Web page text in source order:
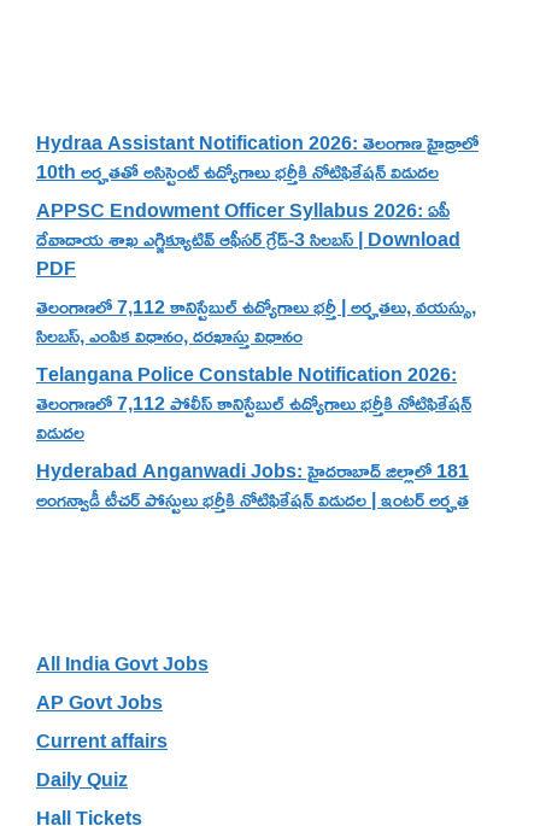
Hydraa Assistant Notification 2026: తెలంగాణ హైడ్రాలో
10th అర్హతతో అసిస్టెంట్ ఉద్యోగాలు భర్తీకి నోటిఫికేషన్ విడుదల
APPSC Endowment Officer Syllabus 2026: ఏపీ
దేవాదాయ శాఖ ఎగ్జిక్యూటివ్ ఆఫీసర్ గ్రేడ్-3 సిలబస్ | Download
PDF
తెలంగాణలో 7,112 కానిస్టేబుల్ ఉద్యోగాలు భర్తీ | అర్హతలు, వయస్సు,
సిలబస్, ఎంపిక విధానం, దరఖాస్తు విధానం
Telangana Police Constable Notification 2026:
తెలంగాణలో 7,112 పోలీస్ కానిస్టేబుల్ ఉద్యోగాలు భర్తీకి నోటిఫికేషన్
విడుదల
Hyderabad Anganwadi Jobs: హైదరాబాద్ జిల్లాలో 181
అంగన్వాడీ టీచర్ పోస్టులు భర్తీకి నోటిఫికేషన్ విడుదల | ఇంటర్ అర్హత
All India Govt Jobs
AP Govt Jobs
Current affairs
Daily Quiz
Hall Tickets